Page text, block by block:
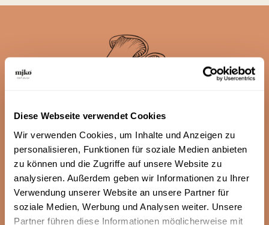
Diese Webseite verwendet Cookies
Wir verwenden Cookies, um Inhalte und Anzeigen zu
personalisieren, Funktionen für soziale Medien anbieten
zu können und die Zugriffe auf unsere Website zu
analysieren. Außerdem geben wir Informationen zu Ihrer
Verwendung unserer Website an unsere Partner für
soziale Medien, Werbung und Analysen weiter. Unsere
Partner führen diese Informationen möglicherweise mit
FAQ
Eure Fragen - unsere
Antworten